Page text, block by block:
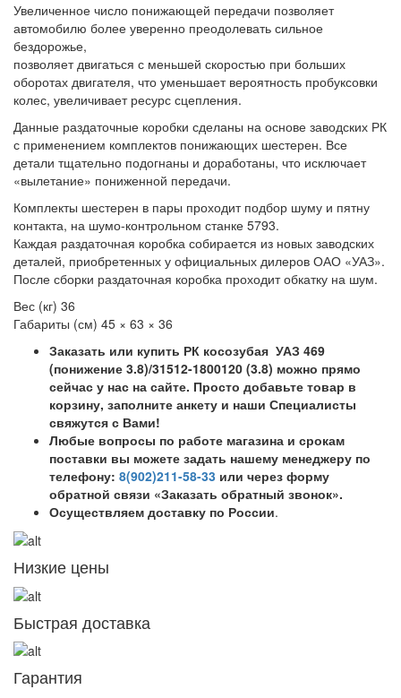
Увеличенное число понижающей передачи позволяет
автомобилю более уверенно преодолевать сильное
бездорожье,
позволяет двигаться с меньшей скоростью при больших
оборотах двигателя, что уменьшает вероятность пробуксовки
колес, увеличивает ресурс сцепления.
Данные раздаточные коробки сделаны на основе заводских РК
с применением комплектов понижающих шестерен. Все
детали тщательно подогнаны и доработаны, что исключает
«вылетание» пониженной передачи.
Комплекты шестерен в пары проходит подбор шуму и пятну
контакта, на шумо-контрольном станке 5793.
Каждая раздаточная коробка собирается из новых заводских
деталей, приобретенных у официальных дилеров ОАО «УАЗ».
После сборки раздаточная коробка проходит обкатку на шум.
Вес (кг) 36
Габариты (см) 45 × 63 × 36
Заказать или купить РК косозубая УАЗ 469
(понижение 3.8)/31512-1800120 (3.8) можно прямо
сейчас у нас на сайте. Просто добавьте товар в
корзину, заполните анкету и наши Специалисты
свяжутся с Вами!
Любые вопросы по работе магазина и срокам
поставки вы можете задать нашему менеджеру по
телефону: 8(902)211-58-33 или через форму
обратной связи «Заказать обратный звонок».
Осуществляем доставку по России.
Низкие цены
Быстрая доставка
Гарантия